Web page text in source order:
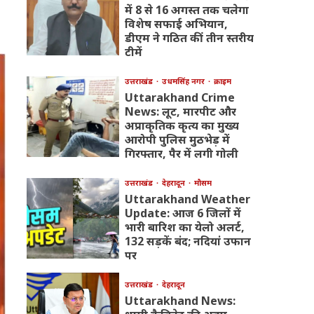
में 8 से 16 अगस्त तक चलेगा
विशेष सफाई अभियान,
डीएम ने गठित कीं तीन स्तरीय
टीमें
उत्तराखंड उधमसिंह नगर क्राइम
Uttarakhand Crime
News: लूट, मारपीट और
अप्राकृतिक कृत्य का मुख्य
आरोपी पुलिस मुठभेड़ में
गिरफ्तार, पैर में लगी गोली
उत्तराखंड देहरादून मौसम
Uttarakhand Weather
Update: आज 6 जिलों में
भारी बारिश का येलो अलर्ट,
132 सड़कें बंद; नदियां उफान
पर
उत्तराखंड देहरादून
Uttarakhand News: